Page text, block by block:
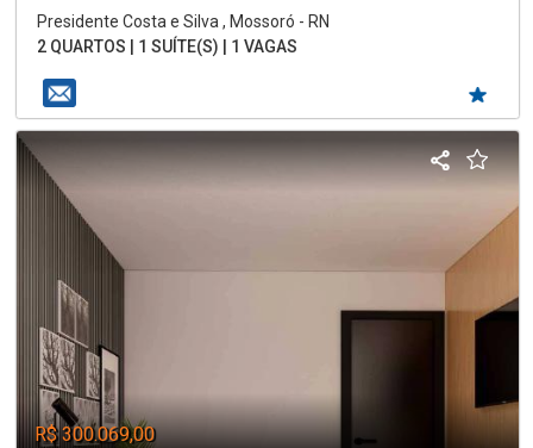
Presidente Costa e Silva , Mossoró - RN
2 QUARTOS | 1 SUÍTE(S) | 1 VAGAS
R$ 300.069,00